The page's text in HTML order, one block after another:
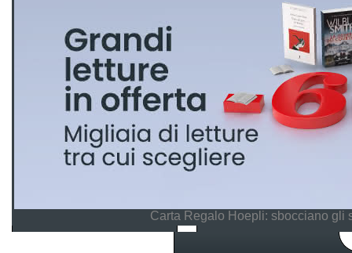
Carta Regalo Hoepli: sbocciano gli